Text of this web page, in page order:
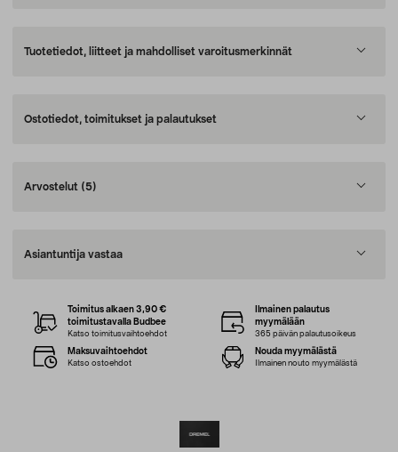
Tuotetiedot, liitteet ja mahdolliset varoitusmerkinnät
Ostotiedot, toimitukset ja palautukset
Arvostelut (5)
Asiantuntija vastaa
Toimitus alkaen 3,90 €
toimitustavalla Budbee
Katso toimitusvaihtoehdot
Ilmainen palautus
myymälään
365 päivän palautusoikeus
Maksuvaihtoehdot
Katso ostoehdot
Nouda myymälästä
Ilmainen nouto myymälästä